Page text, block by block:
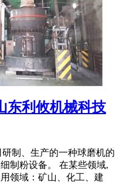
东利攸机械科技
制、生产的一种球磨机的
制粉设备。 在某些领域,
领域：矿山、化工、建